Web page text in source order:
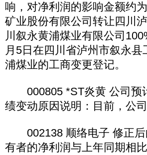
响，对净利润的影响金额约
矿业股份有限公司转让四川
川叙永黄浦煤业有限公司
月5日在四川省泸州市叙永
浦煤业的工商变更登记。
000805 *ST炎黄 公司预
绩变动原因说明：目前，公
002138 顺络电子 修正后
有者的净利润与上年同期相